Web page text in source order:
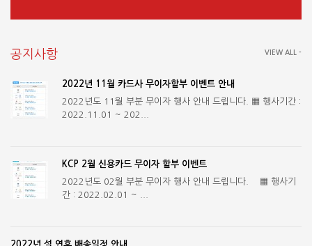
공지사항 VIEW ALL -
2022년 11월 카드사 무이자할부 이벤트 안내
2022년도 11월 부분 무이자 행사 안내 드립니다. ▦ 행사기간 :
2022.11.01 ~ 202...
KCP 2월 신용카드 무이자 할부 이벤트
2022년도 02월 부분 무이자 행사 안내 드립니다. ▦ 행사기
간 : 2022.02.01 ~ ...